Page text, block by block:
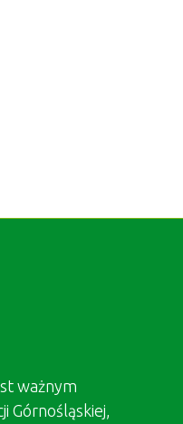
ważnym
Górnośląskiej,